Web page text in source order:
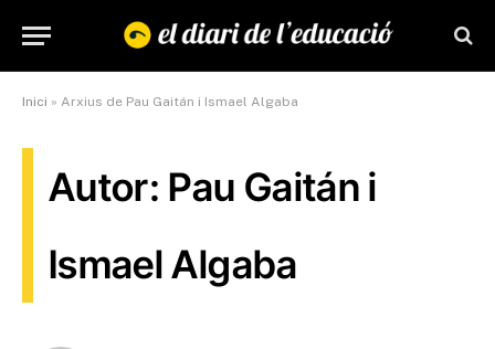
Inici » Arxius de Pau Gaitán i Ismael Algaba
Autor: Pau Gaitán i
Ismael Algaba